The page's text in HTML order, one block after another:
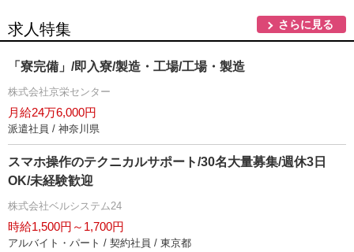
求人特集 さらに見る
「寮完備」/即入寮/製造・工場/工場・製造
株式会社京栄センター
月給24万6,000円
派遣社員 / 神奈川県
スマホ操作のテクニカルサポート/30名大量募集/週休3日
OK/未経験歓迎
株式会社ベルシステム24
時給1,500円～1,700円
アルバイト・パート / 契約社員 / 東京都